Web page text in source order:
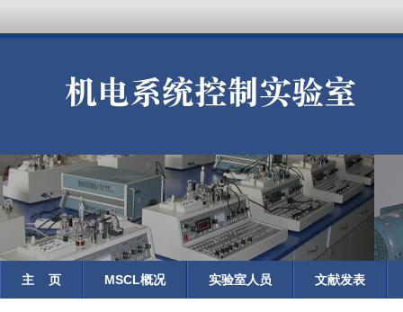
主 页 MSCL概况 实验室人员 文献发表